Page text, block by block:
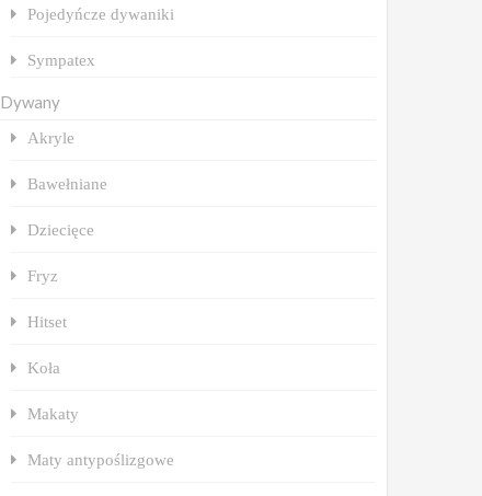
Pojedyńcze dywaniki
Sympatex
Dywany
Akryle
Bawełniane
Dziecięce
Fryz
Hitset
Koła
Makaty
Maty antypoślizgowe